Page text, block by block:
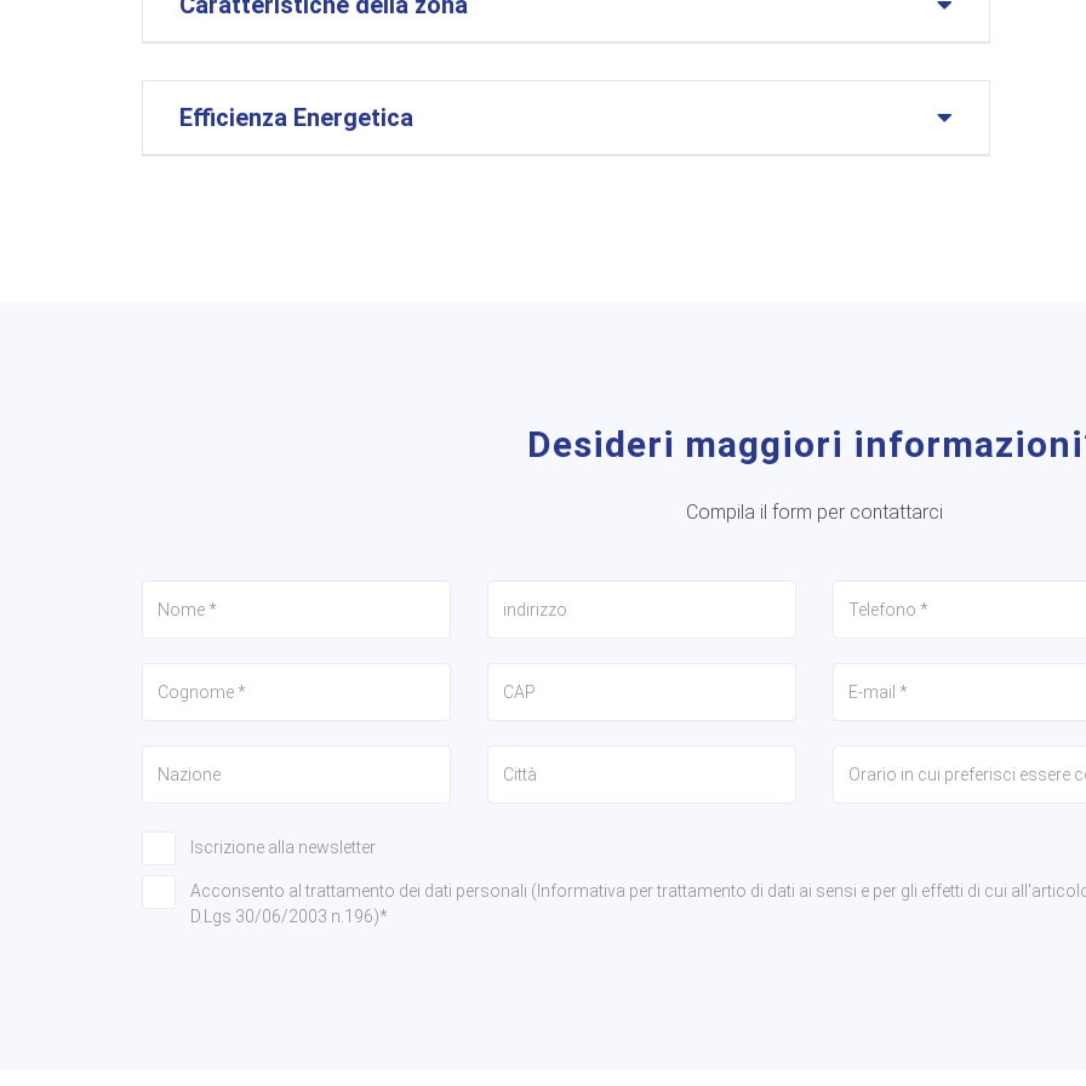
Efficienza Energetica
Desideri maggiori
Compila il form per contattarci
Iscrizione alla newsletter
Acconsento al trattamento dei dati personali (Informativa per trattamento di dati ai sensi e per gli effetti di cui
D.Lgs 30/06/2003 n.196)*